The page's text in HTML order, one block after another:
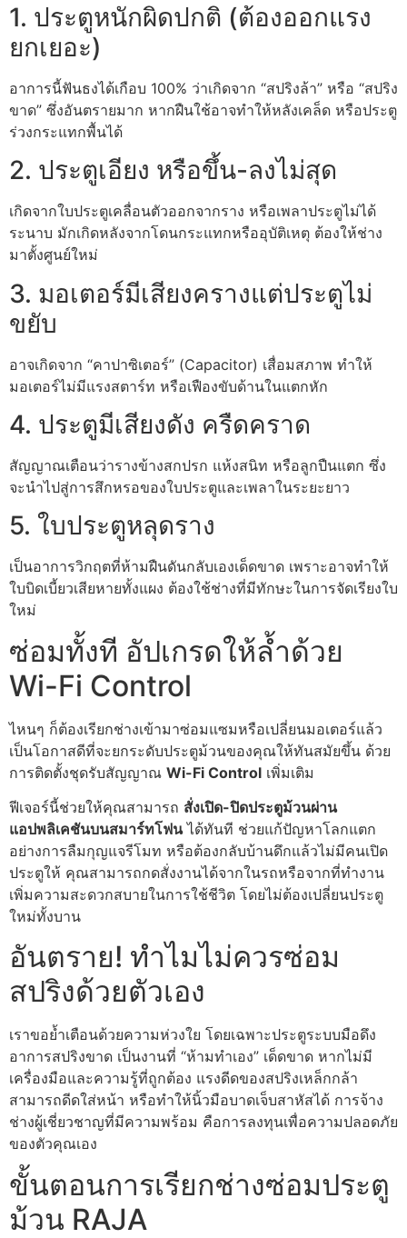
1. ประตูหนักผิดปกติ (ต้องออกแรง
ยกเยอะ)
อาการนี้ฟันธงได้เกือบ 100% ว่าเกิดจาก “สปริงล้า” หรือ “สปริง
ขาด” ซึ่งอันตรายมาก หากฝืนใช้อาจทำให้หลังเคล็ด หรือประตู
ร่วงกระแทกพื้นได้
2. ประตูเอียง หรือขึ้น-ลงไม่สุด
เกิดจากใบประตูเคลื่อนตัวออกจากราง หรือเพลาประตูไม่ได้
ระนาบ มักเกิดหลังจากโดนกระแทกหรืออุบัติเหตุ ต้องให้ช่าง
มาตั้งศูนย์ใหม่
3. มอเตอร์มีเสียงครางแต่ประตูไม่
ขยับ
อาจเกิดจาก “คาปาซิเตอร์” (Capacitor) เสื่อมสภาพ ทำให้
มอเตอร์ไม่มีแรงสตาร์ท หรือเฟืองขับด้านในแตกหัก
4. ประตูมีเสียงดัง ครืดคราด
สัญญาณเตือนว่ารางข้างสกปรก แห้งสนิท หรือลูกปืนแตก ซึ่ง
จะนำไปสู่การสึกหรอของใบประตูและเพลาในระยะยาว
5. ใบประตูหลุดราง
เป็นอาการวิกฤตที่ห้ามฝืนดันกลับเองเด็ดขาด เพราะอาจทำให้
ใบบิดเบี้ยวเสียหายทั้งแผง ต้องใช้ช่างที่มีทักษะในการจัดเรียงใบ
ใหม่
ซ่อมทั้งที อัปเกรดให้ล้ำด้วย
Wi-Fi Control
ไหนๆ ก็ต้องเรียกช่างเข้ามาซ่อมแซมหรือเปลี่ยนมอเตอร์แล้ว
เป็นโอกาสดีที่จะยกระดับประตูม้วนของคุณให้ทันสมัยขึ้น ด้วย
การติดตั้งชุดรับสัญญาณ Wi-Fi Control เพิ่มเติม
ฟีเจอร์นี้ช่วยให้คุณสามารถ สั่งเปิด-ปิดประตูม้วนผ่าน
แอปพลิเคชันบนสมาร์ทโฟนได้ทันที ช่วยแก้ปัญหาโลกแตก
อย่างการลืมกุญแจรีโมท หรือต้องกลับบ้านดึกแล้วไม่มีคนเปิด
ประตูให้ คุณสามารถกดสั่งงานได้จากในรถหรือจากที่ทำงาน
เพิ่มความสะดวกสบายในการใช้ชีวิต โดยไม่ต้องเปลี่ยนประตู
ใหม่ทั้งบาน
อันตราย! ทำไมไม่ควรซ่อม
สปริงด้วยตัวเอง
เราขอย้ำเตือนด้วยความห่วงใย โดยเฉพาะประตูระบบมือดึง
อาการสปริงขาด เป็นงานที่ “ห้ามทำเอง” เด็ดขาด หากไม่มี
เครื่องมือและความรู้ที่ถูกต้อง แรงดีดของสปริงเหล็กกล้า
สามารถดีดใส่หน้า หรือทำให้นิ้วมือบาดเจ็บสาหัสได้ การจ้าง
ช่างผู้เชี่ยวชาญที่มีความพร้อม คือการลงทุนเพื่อความปลอดภัย
ของตัวคุณเอง
ขั้นตอนการเรียกช่างซ่อมประตู
ม้วน RAJA